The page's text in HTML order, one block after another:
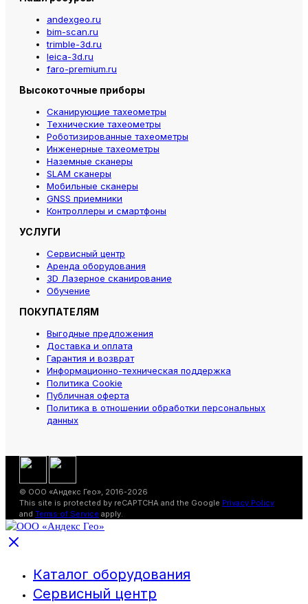
andexgeo.ru
bim-scan.ru
trimble-3d.ru
leica-3d.ru
faro-premium.ru
Высокоточные приборы
Сканирующие тахеометры
Технические тахеометры
Роботизированные тахеометры
Инженерные тахеометры
Наземные сканеры
SLAM сканеры
Мобильные сканеры
GNSS приемники
Контроллеры и смартфоны
УСЛУГИ
Сервисный центр
Аренда оборудования
3D Лазерное сканирование
Обучение
ПОКУПАТЕЛЯМ
Выгодные предложения
Доставка и оплата
Гарантия и возврат
Информационно-техническая поддержка
Политика Cookie
Публичная оферта
Политика в отношении обработки персональных
данных
© ООО «Андекс Гео», 2016-2026
This site is protected by reCAPTCHA and the Google Privacy Policy
and Terms of Service apply.
Каталог оборудования
Сервисный центр